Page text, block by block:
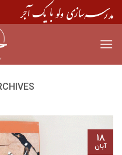
Skip
to
۱۸
آبان